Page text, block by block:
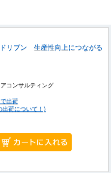
リブン 生産性向上につながる
コンサルティング
出荷
出荷について！)